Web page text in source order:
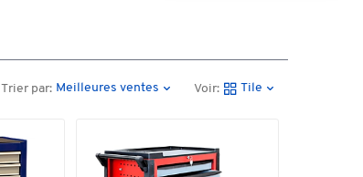
Trier par: Meilleures ventes Voir: Tile